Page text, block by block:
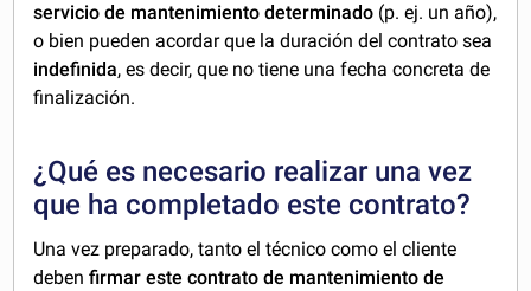
servicio de mantenimiento determinado (p. ej. un año),
o bien pueden acordar que la duración del contrato sea
indefinida, es decir, que no tiene una fecha concreta de
finalización.
¿Qué es necesario realizar una vez
que ha completado este contrato?
Una vez preparado, tanto el técnico como el cliente
deben firmar este contrato de mantenimiento de